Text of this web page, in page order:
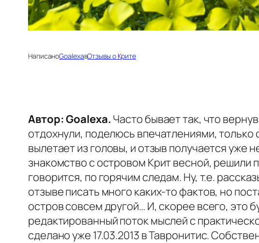
НаписаноGoalexaвОтзывы о Крите
Автор: Goalexa. Часто бывает так, что
отдохнули, поделюсь впечатлениями,
вылетает из головы, и отзыв получается уже
знакомство с островом Крит весной, решили
говорится, по горячим следам. Ну, т.е.
отзыве писать много каких-то фактов, но
остров совсем другой… И, скорее всего, это
редактированный поток мыслей с
сделано уже 17.03.2013 в Тавронитис.